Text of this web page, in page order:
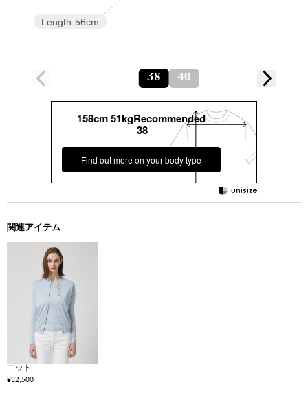
Length 56cm
38 40
158cm 51kgRecommended
38
Find out more on your body type
関連アイテム
ニット
¥82,500